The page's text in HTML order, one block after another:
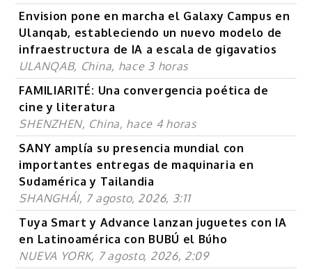
Envision pone en marcha el Galaxy Campus en
Ulanqab, estableciendo un nuevo modelo de
infraestructura de IA a escala de gigavatios
ULANQAB, China, hace 3 horas
FAMILIARITÉ: Una convergencia poética de
cine y literatura
SHENZHEN, China, hace 4 horas
SANY amplía su presencia mundial con
importantes entregas de maquinaria en
Sudamérica y Tailandia
SHANGHÁI, 7 agosto, 2026, 3:11
Tuya Smart y Advance lanzan juguetes con IA
en Latinoamérica con BUBÚ el Búho
NUEVA YORK, 7 agosto, 2026, 2:09